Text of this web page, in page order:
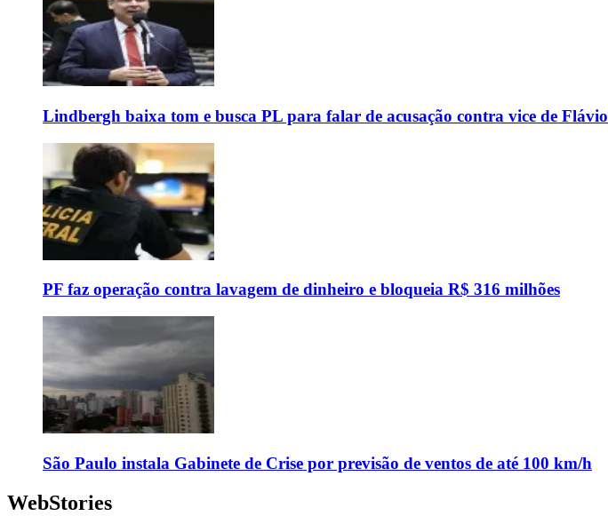
Lindbergh baixa tom e busca PL para falar de acusação contra vice de Flávio
PF faz operação contra lavagem de dinheiro e bloqueia R$ 316 milhões
São Paulo instala Gabinete de Crise por previsão de ventos de até 100 km/h
WebStories